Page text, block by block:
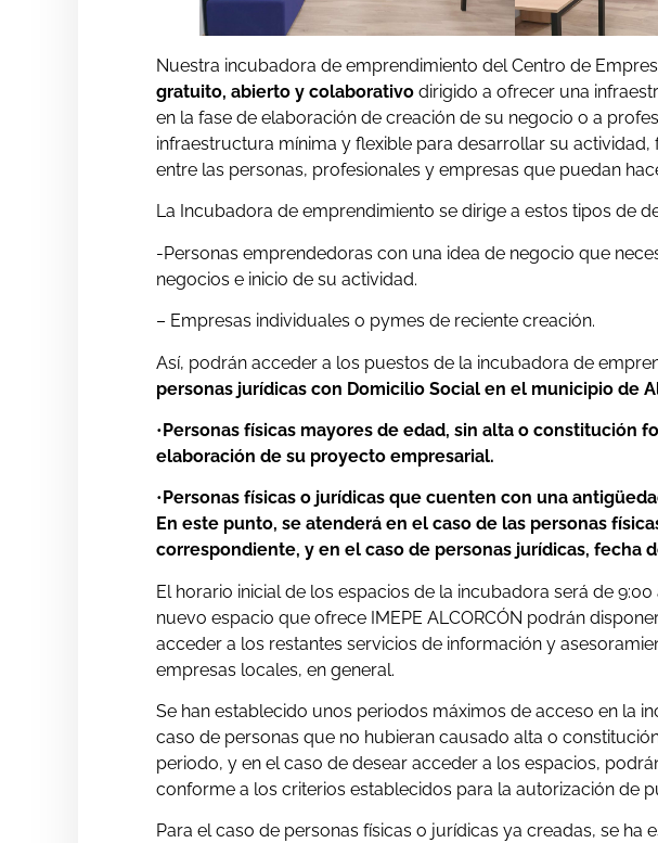
Nuestra incubadora de emprendimiento del Centro de
gratuito, abierto y colaborativo dirigido a ofrecer una
en la fase de elaboración de creación de su negocio o a
infraestructura mínima y flexible para desarrollar su
entre las personas, profesionales y empresas que puedan
La Incubadora de emprendimiento se dirige a estos tipos de
-Personas emprendedoras con una idea de negocio que
negocios e inicio de su actividad.
– Empresas individuales o pymes de reciente creación.
Así, podrán acceder a los puestos de la incubadora de
personas jurídicas con Domicilio Social en el municipio de
•Personas físicas mayores de edad, sin alta o constitución
elaboración de su proyecto empresarial.
• Personas físicas o jurídicas que cuenten con una
En este punto, se atenderá en el caso de las personas
correspondiente, y en el caso de personas jurídicas, fecha
El horario inicial de los espacios de la incubadora será de
nuevo espacio que ofrece IMEPE ALCORCÓN podrán
acceder a los restantes servicios de información y
empresas locales, en general.
Se han establecido unos periodos máximos de acceso en la
caso de personas que no hubieran causado alta o
periodo, y en el caso de desear acceder a los espacios,
conforme a los criterios establecidos para la autorización de
Para el caso de personas físicas o jurídicas ya creadas, se